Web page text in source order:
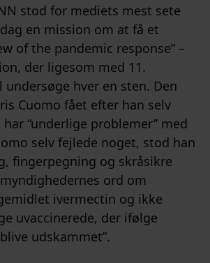
stod for mediets mest sete
en mission om at få et
of the pandemic response” –
der ligesom med 11.
undersøge hver en sten. Den
Cuomo fået efter han selv
“underlige problemer” med
selv fejlede noget, stod han
fingerpegning og skråsikre
ord om
ivermectin og ikke
uvaccinerede, der ifølge
udskammet”.